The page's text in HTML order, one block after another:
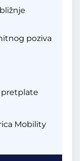
poziva
pretplate
Mobility